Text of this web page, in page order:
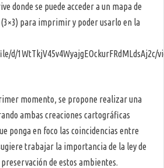
donde se puede acceder a un mapa de
para imprimir y poder usarlo en la
d/1WtTkjV45v4WyajgEOckurFRdMLdsAj2c/
momento, se propone realizar una
ambas creaciones cartográficas
ponga en foco las coincidencias entre
trabajar la importancia de la ley de
de estos ambientes.